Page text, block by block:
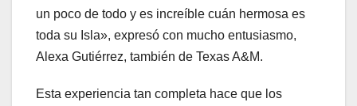
un poco de todo y es increíble cuán hermosa es
toda su Isla», expresó con mucho entusiasmo,
Alexa Gutiérrez, también de Texas A&M.
Esta experiencia tan completa hace que los